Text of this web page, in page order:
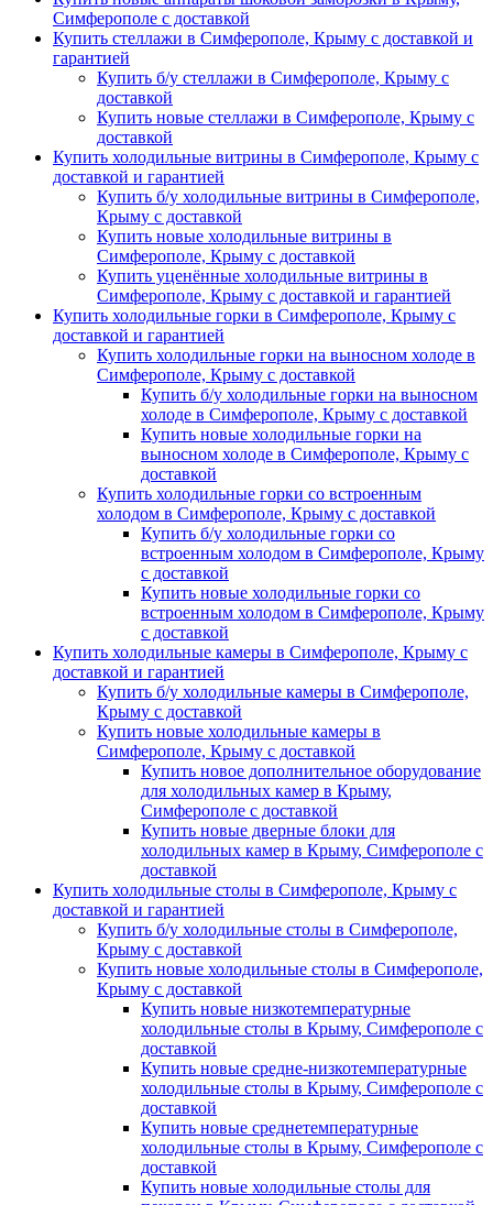
Симферополе с доставкой
Купить стеллажи в Симферополе, Крыму с доставкой и
гарантией
Купить б/у стеллажи в Симферополе, Крыму с
доставкой
Купить новые стеллажи в Симферополе, Крыму с
доставкой
Купить холодильные витрины в Симферополе, Крыму с
доставкой и гарантией
Купить б/у холодильные витрины в Симферополе,
Крыму с доставкой
Купить новые холодильные витрины в
Симферополе, Крыму с доставкой
Купить уценённые холодильные витрины в
Симферополе, Крыму с доставкой и гарантией
Купить холодильные горки в Симферополе, Крыму с
доставкой и гарантией
Купить холодильные горки на выносном холоде в
Симферополе, Крыму с доставкой
Купить б/у холодильные горки на выносном
холоде в Симферополе, Крыму с доставкой
Купить новые холодильные горки на
выносном холоде в Симферополе, Крыму с
доставкой
Купить холодильные горки со встроенным
холодом в Симферополе, Крыму с доставкой
Купить б/у холодильные горки со
встроенным холодом в Симферополе, Крыму
с доставкой
Купить новые холодильные горки со
встроенным холодом в Симферополе, Крыму
с доставкой
Купить холодильные камеры в Симферополе, Крыму с
доставкой и гарантией
Купить б/у холодильные камеры в Симферополе,
Крыму с доставкой
Купить новые холодильные камеры в
Симферополе, Крыму с доставкой
Купить новое дополнительное оборудование
для холодильных камер в Крыму,
Симферополе с доставкой
Купить новые дверные блоки для
холодильных камер в Крыму, Симферополе с
доставкой
Купить холодильные столы в Симферополе, Крыму с
доставкой и гарантией
Купить б/у холодильные столы в Симферополе,
Крыму с доставкой
Купить новые холодильные столы в Симферополе,
Крыму с доставкой
Купить новые низкотемпературные
холодильные столы в Крыму, Симферополе с
доставкой
Купить новые средне-низкотемпературные
холодильные столы в Крыму, Симферополе с
доставкой
Купить новые среднетемпературные
холодильные столы в Крыму, Симферополе с
доставкой
Купить новые холодильные столы для